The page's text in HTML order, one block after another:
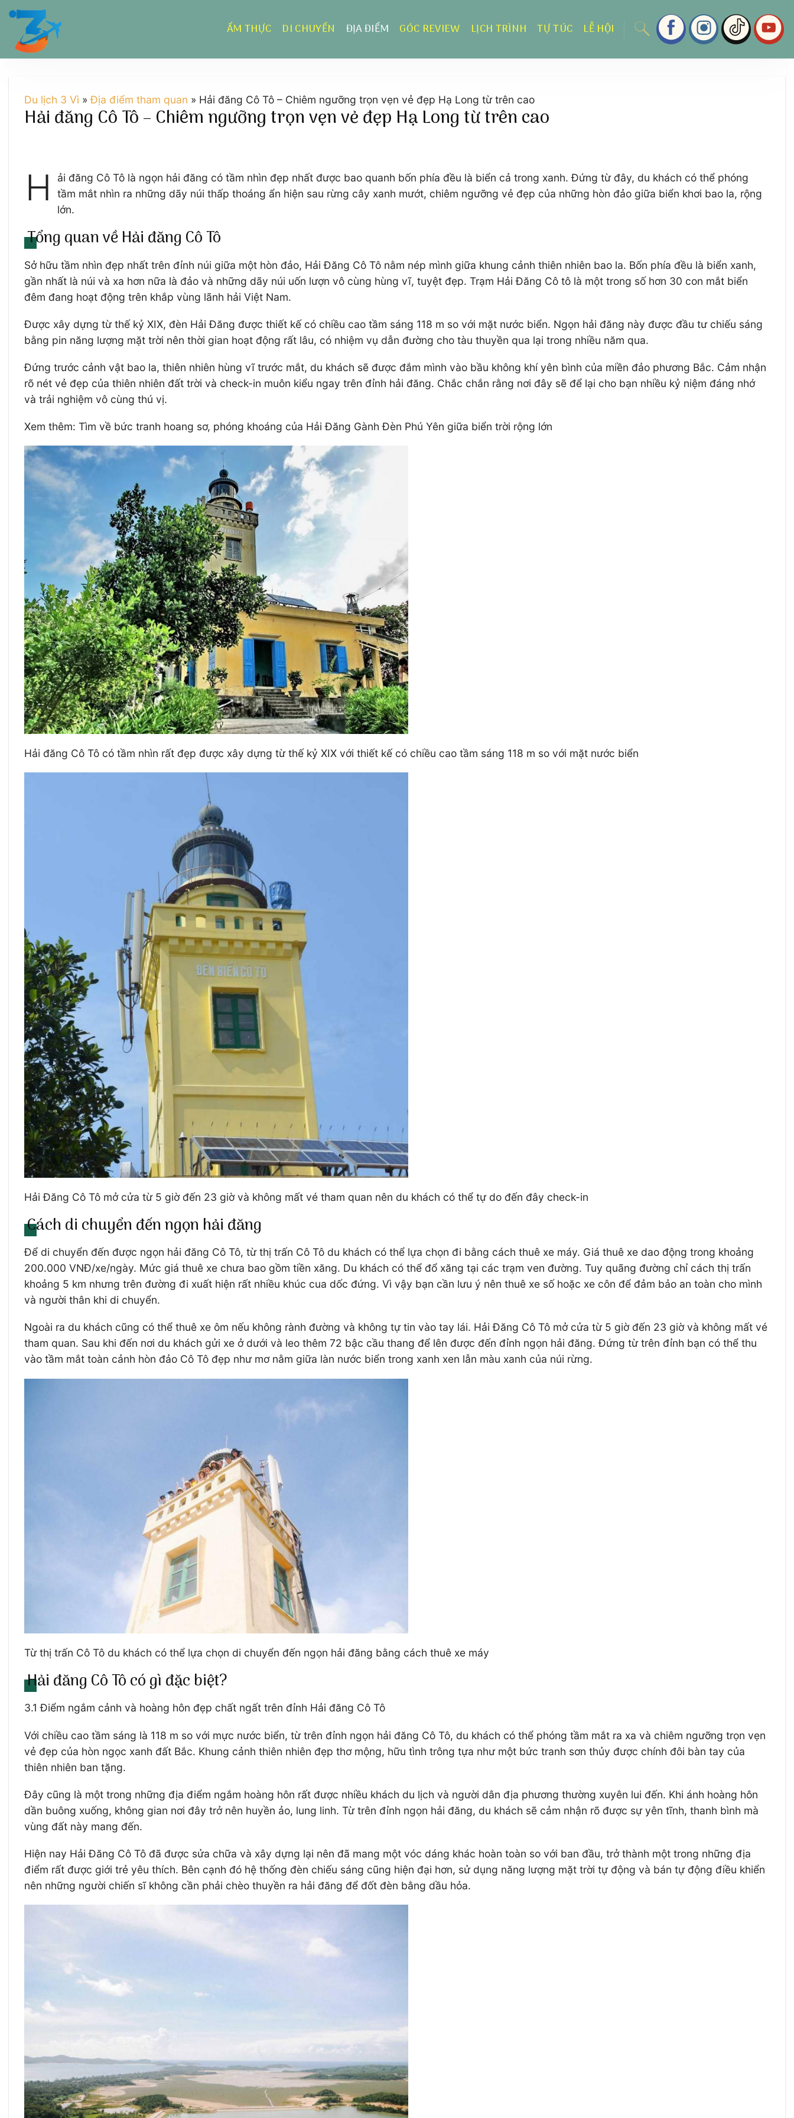
Chuyển
dung
ẨM THỰC DI CHUYỂN ĐỊA ĐIỂM GÓC REVIEW LỊCH TRÌNH TỰ TÚC LỄ HỘI
Du lịch 3 Vì »Địa điểm tham quan » Hải đăng Cô Tô – Chiêm ngưỡng trọn vẹn vẻ đẹp Hạ Long từ trên cao
Hải đăng Cô Tô – Chiêm ngưỡng trọn vẹn vẻ đẹp Hạ Long từ trên cao
H
ải đăng Cô Tô là ngọn hải đăng có tầm nhìn đẹp nhất được bao quanh bốn phía đều là biển cả trong xanh. Đứng từ đây, du khách có thể phóng
tầm mắt nhìn ra những dãy núi thấp thoáng ẩn hiện sau rừng cây xanh mướt, chiêm ngưỡng vẻ đẹp của những hòn đảo giữa biển khơi bao la, rộng
lớn.
Tổng quan về Hải đăng Cô Tô
Sở hữu tầm nhìn đẹp nhất trên đỉnh núi giữa một hòn đảo, Hải Đăng Cô Tô nằm nép mình giữa khung cảnh thiên nhiên bao la. Bốn phía đều là biển xanh,
gần nhất là núi và xa hơn nữa là đảo và những dãy núi uốn lượn vô cùng hùng vĩ, tuyệt đẹp. Trạm Hải Đăng Cô tô là một trong số hơn 30 con mắt biển
đêm đang hoạt động trên khắp vùng lãnh hải Việt Nam.
Được xây dựng từ thế kỷ XIX, đèn Hải Đăng được thiết kế có chiều cao tầm sáng 118 m so với mặt nước biển. Ngọn hải đăng này được đầu tư chiếu sáng
bằng pin năng lượng mặt trời nên thời gian hoạt động rất lâu, có nhiệm vụ dẫn đường cho tàu thuyền qua lại trong nhiều năm qua.
Đứng trước cảnh vật bao la, thiên nhiên hùng vĩ trước mắt, du khách sẽ được đắm mình vào bầu không khí yên bình của miền đảo phương Bắc. Cảm nhận
rõ nét vẻ đẹp của thiên nhiên đất trời và check-in muôn kiểu ngay trên đỉnh hải đăng. Chắc chắn rằng nơi đây sẽ để lại cho bạn nhiều kỷ niệm đáng nhớ
và trải nghiệm vô cùng thú vị.
Xem thêm: Tìm về bức tranh hoang sơ, phóng khoáng của Hải Đăng Gành Đèn Phú Yên giữa biển trời rộng lớn
Hải đăng Cô Tô có tầm nhìn rất đẹp được xây dựng từ thế kỷ XIX với thiết kế có chiều cao tầm sáng 118 m so với mặt nước biển
Hải Đăng Cô Tô mở cửa từ 5 giờ đến 23 giờ và không mất vé tham quan nên du khách có thể tự do đến đây check-in
Cách di chuyển đến ngọn hải đăng
Để di chuyển đến được ngọn hải đăng Cô Tô, từ thị trấn Cô Tô du khách có thể lựa chọn đi bằng cách thuê xe máy. Giá thuê xe dao động trong khoảng
200.000 VNĐ/xe/ngày. Mức giá thuê xe chưa bao gồm tiền xăng. Du khách có thể đổ xăng tại các trạm ven đường. Tuy quãng đường chỉ cách thị trấn
khoảng 5 km nhưng trên đường đi xuất hiện rất nhiều khúc cua dốc đứng. Vì vậy bạn cần lưu ý nên thuê xe số hoặc xe côn để đảm bảo an toàn cho mình
và người thân khi di chuyển.
Ngoài ra du khách cũng có thể thuê xe ôm nếu không rành đường và không tự tin vào tay lái. Hải Đăng Cô Tô mở cửa từ 5 giờ đến 23 giờ và không mất vé
tham quan. Sau khi đến nơi du khách gửi xe ở dưới và leo thêm 72 bậc cầu thang để lên được đến đỉnh ngọn hải đăng. Đứng từ trên đỉnh bạn có thể thu
vào tầm mắt toàn cảnh hòn đảo Cô Tô đẹp như mơ nằm giữa làn nước biển trong xanh xen lẫn màu xanh của núi rừng.
Từ thị trấn Cô Tô du khách có thể lựa chọn di chuyển đến ngọn hải đăng bằng cách thuê xe máy
Hải đăng Cô Tô có gì đặc biệt?
3.1 Điểm ngắm cảnh và hoàng hôn đẹp chất ngất trên đỉnh Hải đăng Cô Tô
Với chiều cao tầm sáng là 118 m so với mực nước biển, từ trên đỉnh ngọn hải đăng Cô Tô, du khách có thể phóng tầm mắt ra xa và chiêm ngưỡng trọn vẹn
vẻ đẹp của hòn ngọc xanh đất Bắc. Khung cảnh thiên nhiên đẹp thơ mộng, hữu tình trông tựa như một bức tranh sơn thủy được chính đôi bàn tay của
thiên nhiên ban tặng.
Đây cũng là một trong những địa điểm ngắm hoàng hôn rất được nhiều khách du lịch và người dân địa phương thường xuyên lui đến. Khi ánh hoàng hôn
dần buông xuống, không gian nơi đây trở nên huyền ảo, lung linh. Từ trên đỉnh ngọn hải đăng, du khách sẽ cảm nhận rõ được sự yên tĩnh, thanh bình mà
vùng đất này mang đến.
Hiện nay Hải Đăng Cô Tô đã được sửa chữa và xây dựng lại nên đã mang một vóc dáng khác hoàn toàn so với ban đầu, trở thành một trong những địa
điểm rất được giới trẻ yêu thích. Bên cạnh đó hệ thống đèn chiếu sáng cũng hiện đại hơn, sử dụng năng lượng mặt trời tự động và bán tự động điều khiển
nên những người chiến sĩ không cần phải chèo thuyền ra hải đăng để đốt đèn bằng dầu hỏa.